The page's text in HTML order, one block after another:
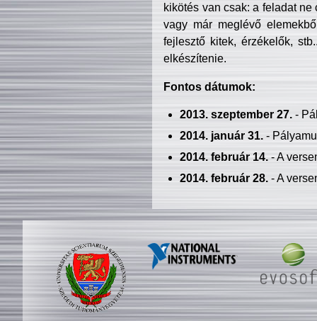
kikötés van csak: a feladat
vagy már meglévő
fejlesztő kitek, érzékelők,
elkészítenie.
Fontos dátumok:
2013. szeptember 27.-
2014. január 31.-
2014. február 14.- A
2014. február 28.- A